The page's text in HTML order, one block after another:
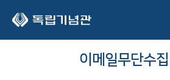
이메일무단수